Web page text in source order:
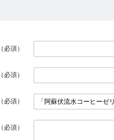
（必須）
（必須）
（必須）
（必須）